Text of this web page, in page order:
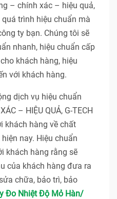
– chính xác – hiệu quả,
trình hiệu chuẩn mà
ty bạn. Chúng tôi sẽ
nhanh, hiệu chuẩn cấp
khách hàng, hiệu
với khách hàng.
dịch vụ hiệu chuẩn
– HIỆU QUẢ, G-TECH
khách hàng về chất
nay. Hiệu chuẩn
khách hàng rằng sẽ
của khách hàng đưa ra
chữa, bảo trì, bảo
Đo Nhiệt Độ Mỏ Hàn/